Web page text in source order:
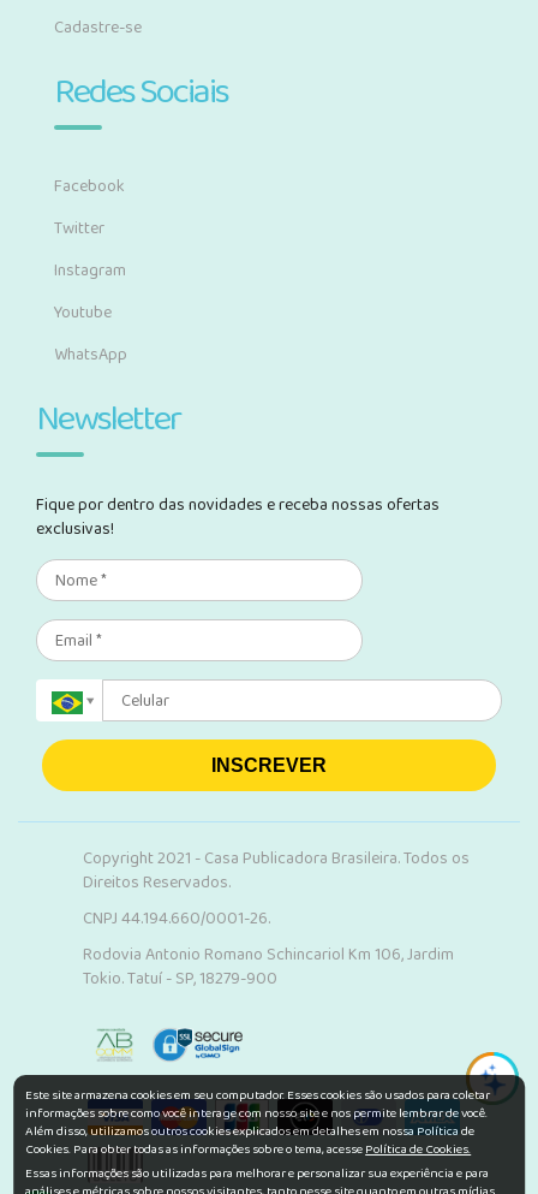
Cadastre-se
Redes Sociais
Facebook
Twitter
Instagram
Youtube
WhatsApp
Newsletter
Fique por dentro das novidades e receba nossas ofertas
exclusivas!
INSCREVER
Copyright 2021 - Casa Publicadora Brasileira. Todos os
Direitos Reservados.
CNPJ 44.194.660/0001-26.
Rodovia Antonio Romano Schincariol Km 106, Jardim
Tokio. Tatuí - SP, 18279-900
Este site armazena cookies em seu computador. Esses cookies são usados para coletar
informações sobre como você interage com nosso site e nos permite lembrar de você.
Além disso, utilizamos outros cookies explicados em detalhes em nossa Política de
Cookies. Para obter todas as informações sobre o tema, acessePolítica de Cookies.
Essas informações são utilizadas para melhorar e personalizar sua experiência e para